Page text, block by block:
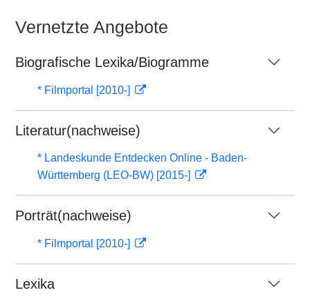
Vernetzte Angebote
Biografische Lexika/Biogramme
* Filmportal [2010-]
Literatur(nachweise)
* Landeskunde Entdecken Online - Baden-
Württemberg (LEO-BW) [2015-]
Porträt(nachweise)
* Filmportal [2010-]
Lexika